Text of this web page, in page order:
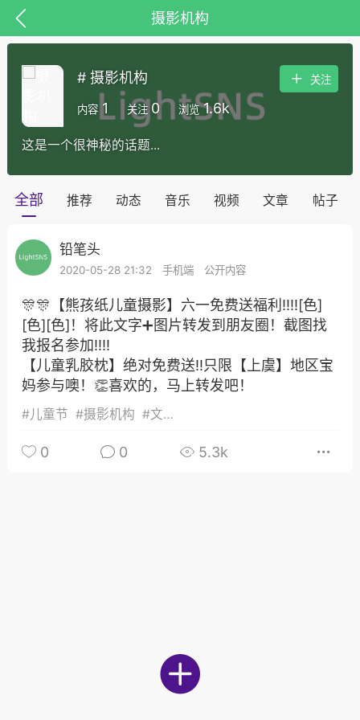
摄影机构
百问百答 产品服务 需求对接
06-08 15:51 电脑端
布稳住经济一揽子政策措施
兴日报 6月7日下午，记者从新闻发
悉，为贯彻落实绍兴市经济稳进提质攻
以更大力度、更快速度、更...
社会保障部 国家发展改革委 财政部 税务
扩大阶段性缓缴社会保险费政策实施范
的通知人社部发〔2022〕31号各省、自
# 摄影机构
内容 1 关注 0 浏览 1.6k
关注
这是一个很神秘的话题...
全部 推荐 动态 音乐 视频 文章 帖子
铅笔头
2020-05-28 21:32 手机端 公开内容
🎊🎊【熊孩纸儿童摄影】六一免费送福利‼️‼️[色]
[色][色]！将此文字➕图片转发到朋友圈！截图找
我报名参加‼️‼️
【儿童乳胶枕】绝对免费送‼️只限【上虞】地区宝
妈参与噢！👏喜欢的，马上转发吧！
#儿童节 #摄影机构 #文案话术
0 0 5.3k